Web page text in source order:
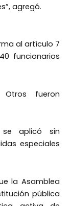
agregó.
al artículo 7
funcionarios
Otros fueron
aplicó sin
especiales
la Asamblea
pública